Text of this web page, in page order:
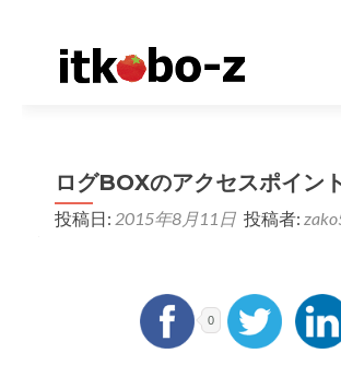
ログBOXのアクセスポイン
投稿日: 2015年8月11日 投稿者:
0